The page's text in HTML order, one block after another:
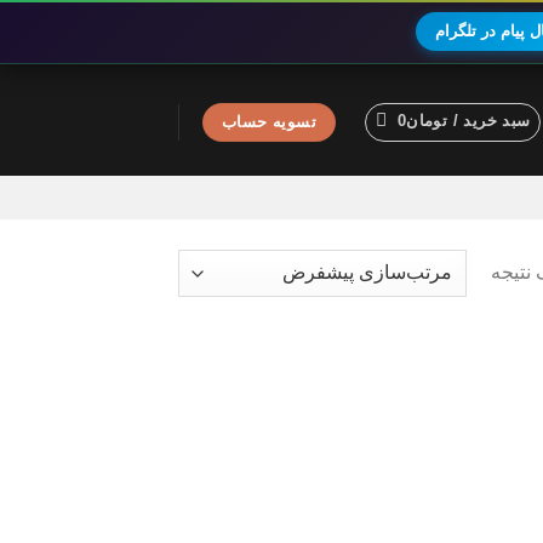
پیام در تلگرام
سبد خرید / تومان0 تسویه حساب